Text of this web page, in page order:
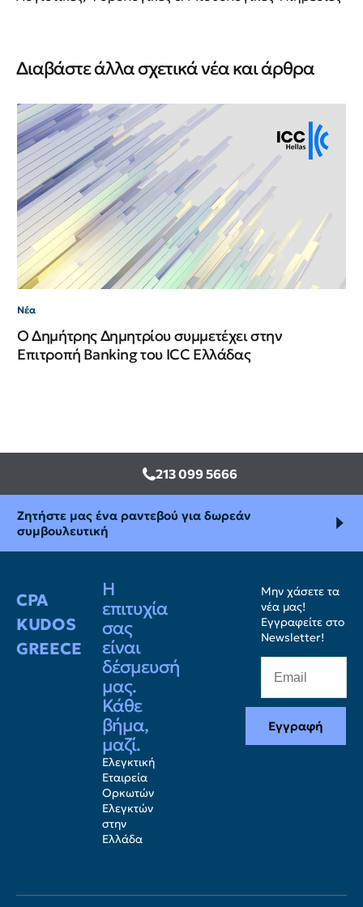
Διαβάστε άλλα σχετικά νέα και άρθρα
Νέα
Ο Δημήτρης Δημητρίου συμμετέχει στην
Επιτροπή Banking του ICC Ελλάδας
213 099 5666
Ζητήστε μας ένα ραντεβού για δωρεάν
συμβουλευτική
CPA
KUDOS
GREECE
Η
επιτυχία
σας
είναι
δέσμευσή
μας.
Κάθε
βήμα,
μαζί.
Ελεγκτική
Εταιρεία
Ορκωτών
Ελεγκτών
στην
Ελλάδα
Μην χάσετε τα
νέα μας!
Εγγραφείτε στο
Newsletter!
Εγγραφή